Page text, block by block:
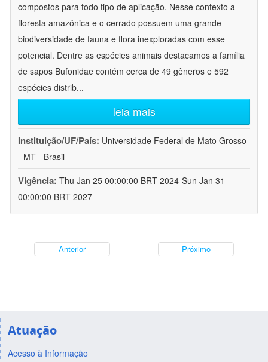
compostos para todo tipo de aplicação. Nesse contexto a
floresta amazônica e o cerrado possuem uma grande
biodiversidade de fauna e flora inexploradas com esse
potencial. Dentre as espécies animais destacamos a família
de sapos Bufonidae contém cerca de 49 gêneros e 592
espécies distrib...
leia mais
Instituição/UF/País: Universidade Federal de Mato Grosso
- MT - Brasil
Vigência: Thu Jan 25 00:00:00 BRT 2024-Sun Jan 31
00:00:00 BRT 2027
Anterior Próximo
Atuação
Acesso à Informação